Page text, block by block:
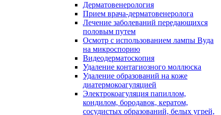
Дерматовенерология
Прием врача-дерматовенеролога
Лечение заболеваний передающихся
половым путем
Осмотр с использованием лампы Вуда
на микроспорию
Видеодерматоскопия
Удаление контагиозного моллюска
Удаление образований на коже
диатермокоагуляцией
Электрокоагуляция папиллом,
кондилом, бородавок, кератом,
сосудистых образований, белых угрей,